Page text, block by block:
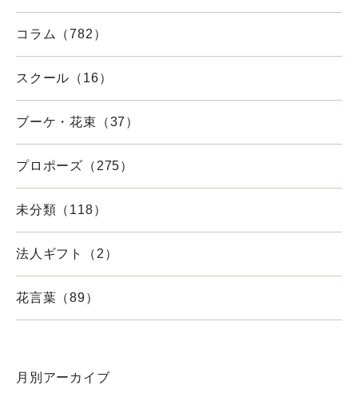
コラム（782）
スクール（16）
ブーケ・花束（37）
プロポーズ（275）
未分類（118）
法人ギフト（2）
花言葉（89）
月別アーカイブ